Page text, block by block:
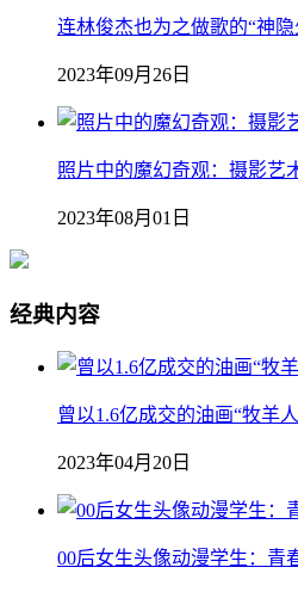
连林俊杰也为之做歌的“神
2023年09月26日
照片中的魔幻奇观：摄影艺
2023年08月01日
经典内容
曾以1.6亿成交的油画“牧羊
2023年04月20日
00后女生头像动漫学生：青